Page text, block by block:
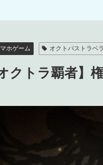
ホゲーム オクトパストラベ
オクトラ覇者